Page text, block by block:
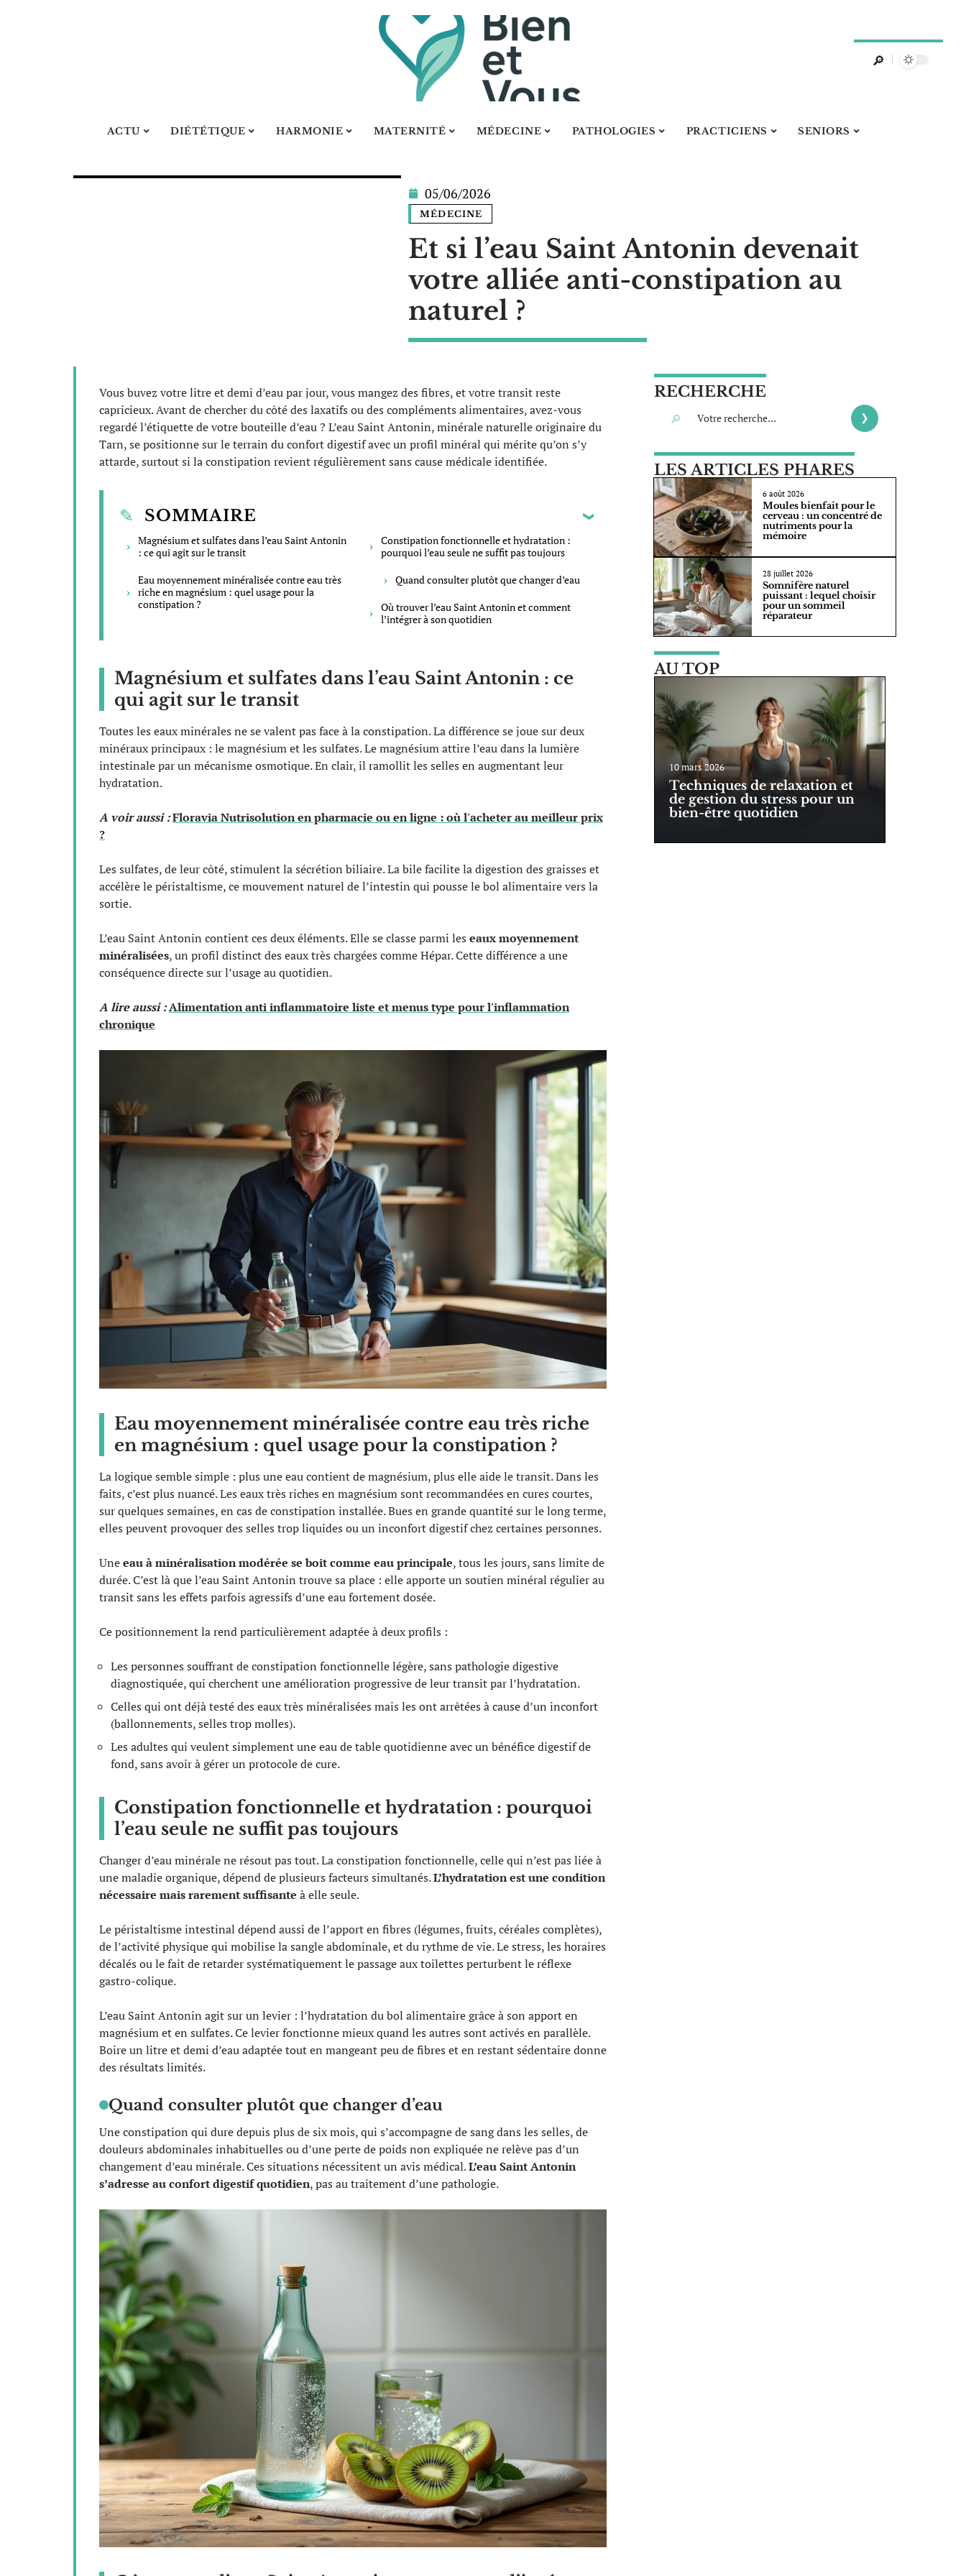
ACTU DIÉTÉTIQUE HARMONIE MATERNITÉ MÉDECINE PATHOLOGIES PRACTICIENS SENIORS
05/06/2026
MÉDECINE
Et si l’eau Saint Antonin devenait
votre alliée anti-constipation au
naturel ?
Vous buvez votre litre et demi d’eau par jour, vous mangez des fibres, et votre transit reste
capricieux. Avant de chercher du côté des laxatifs ou des compléments alimentaires, avez-vous
regardé l’étiquette de votre bouteille d’eau ? L’eau Saint Antonin, minérale naturelle originaire du
Tarn, se positionne sur le terrain du confort digestif avec un profil minéral qui mérite qu’on s’y
attarde, surtout si la constipation revient régulièrement sans cause médicale identifiée.
SOMMAIRE
Magnésium et sulfates dans l’eau Saint Antonin
: ce qui agit sur le transit
Eau moyennement minéralisée contre eau très
riche en magnésium : quel usage pour la
constipation ?
Constipation fonctionnelle et hydratation :
pourquoi l’eau seule ne suffit pas toujours
Quand consulter plutôt que changer d’eau
Où trouver l’eau Saint Antonin et comment
l’intégrer à son quotidien
Magnésium et sulfates dans l’eau Saint Antonin : ce
qui agit sur le transit
Toutes les eaux minérales ne se valent pas face à la constipation. La différence se joue sur deux
minéraux principaux : le magnésium et les sulfates. Le magnésium attire l’eau dans la lumière
intestinale par un mécanisme osmotique. En clair, il ramollit les selles en augmentant leur
hydratation.
A voir aussi :Floravia Nutrisolution en pharmacie ou en ligne : où l'acheter au meilleur prix
?
Les sulfates, de leur côté, stimulent la sécrétion biliaire. La bile facilite la digestion des graisses et
accélère le péristaltisme, ce mouvement naturel de l’intestin qui pousse le bol alimentaire vers la
sortie.
L’eau Saint Antonin contient ces deux éléments. Elle se classe parmi les eaux moyennement
minéralisées, un profil distinct des eaux très chargées comme Hépar. Cette différence a une
conséquence directe sur l’usage au quotidien.
A lire aussi :Alimentation anti inflammatoire liste et menus type pour l'inflammation
chronique
Eau moyennement minéralisée contre eau très riche
en magnésium : quel usage pour la constipation ?
La logique semble simple : plus une eau contient de magnésium, plus elle aide le transit. Dans les
faits, c’est plus nuancé. Les eaux très riches en magnésium sont recommandées en cures courtes,
sur quelques semaines, en cas de constipation installée. Bues en grande quantité sur le long terme,
elles peuvent provoquer des selles trop liquides ou un inconfort digestif chez certaines personnes.
Uneeau à minéralisation modérée se boit comme eau principale, tous les jours, sans limite de
durée. C’est là que l’eau Saint Antonin trouve sa place : elle apporte un soutien minéral régulier au
transit sans les effets parfois agressifs d’une eau fortement dosée.
Ce positionnement la rend particulièrement adaptée à deux profils :
Les personnes souffrant de constipation fonctionnelle légère, sans pathologie digestive
diagnostiquée, qui cherchent une amélioration progressive de leur transit par l’hydratation.
Celles qui ont déjà testé des eaux très minéralisées mais les ont arrêtées à cause d’un inconfort
(ballonnements, selles trop molles).
Les adultes qui veulent simplement une eau de table quotidienne avec un bénéfice digestif de
fond, sans avoir à gérer un protocole de cure.
Constipation fonctionnelle et hydratation : pourquoi
l’eau seule ne suffit pas toujours
Changer d’eau minérale ne résout pas tout. La constipation fonctionnelle, celle qui n’est pas liée à
une maladie organique, dépend de plusieurs facteurs simultanés.L’hydratation est une condition
nécessaire mais rarement suffisante à elle seule.
Le péristaltisme intestinal dépend aussi de l’apport en fibres (légumes, fruits, céréales complètes),
de l’activité physique qui mobilise la sangle abdominale, et du rythme de vie. Le stress, les horaires
décalés ou le fait de retarder systématiquement le passage aux toilettes perturbent le réflexe
gastro-colique.
L’eau Saint Antonin agit sur un levier : l’hydratation du bol alimentaire grâce à son apport en
magnésium et en sulfates. Ce levier fonctionne mieux quand les autres sont activés en parallèle.
Boire un litre et demi d’eau adaptée tout en mangeant peu de fibres et en restant sédentaire donne
des résultats limités.
Quand consulter plutôt que changer d’eau
Une constipation qui dure depuis plus de six mois, qui s’accompagne de sang dans les selles, de
douleurs abdominales inhabituelles ou d’une perte de poids non expliquée ne relève pas d’un
changement d’eau minérale. Ces situations nécessitent un avis médical.L’eau Saint Antonin
s’adresse au confort digestif quotidien, pas au traitement d’une pathologie.
RECHERCHE
LES ARTICLES PHARES
6 août 2026
Moules bienfait pour le
cerveau : un concentré de
nutriments pour la
mémoire
28 juillet 2026
Somnifère naturel
puissant : lequel choisir
pour un sommeil
réparateur
AU TOP
10 mars 2026
Techniques de relaxation et
de gestion du stress pour un
bien-être quotidien